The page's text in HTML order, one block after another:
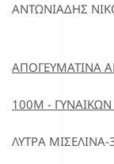
ΑΝΤΩΝΙΑΔΗΣ
ΑΠΟΓΕΥΜΑΤΙΝΑ
100Μ - ΓΥΝΑΙΚΩΝ
ΛΥΤΡΑ ΜΙΣΕΛΙΝΑ-